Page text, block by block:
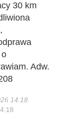
30 km
Adw.
14:18